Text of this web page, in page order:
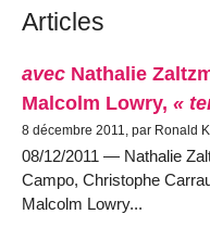
Articles
avec Nathalie
Malcolm Lowry, «
8 décembre 2011, par Ronald
08/12/2011 — Nathalie
Campo, Christophe
Malcolm Lowry...